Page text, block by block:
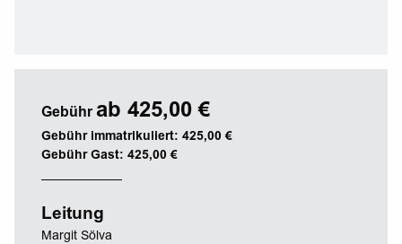
Gebühr ab 425,00 €
Gebühr immatrikuliert: 425,00 €
Gebühr Gast: 425,00 €
Leitung
Margit Sölva